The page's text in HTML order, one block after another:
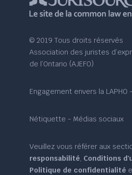
© 2019 Tous droits réservés
Association des juristes
de l’Ontario (AJEFO)
Engagement envers la LAPHO -
Nétiquette - Médias sociaux
Veuillez vous référer aux
responsabilité, Conditions
Politique de confidentialité